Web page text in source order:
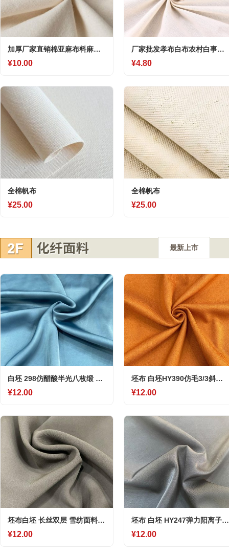
加厚厂家直销棉亚麻布料麻胚
布白胚素色纯色装修软包布艺
¥10.00
厂家批发孝布白布农村白事用
布涤棉32*32殡葬用布白坯布现
¥4.80
全棉帆布
¥25.00
全棉帆布
¥25.00
最新上市
白坯 298仿醋酸半光八枚缎 雪
纺仿真丝时装面料
¥12.00
坯布 白坯HY390仿毛3/3斜纹
雪纺面料仿真丝女士时装面
¥12.00
坯布白坯 长丝双层 雪纺面料仿
真丝面料时装面料女装面料
¥12.00
坯布 白坯 HY247弹力阳离子段
雪纺 仿真丝女士时装面料
¥12.00